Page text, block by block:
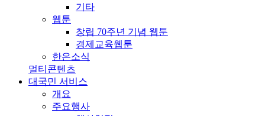
기타
웹툰
창립 70주년 기념 웹툰
경제교육웹툰
한은소식
멀티콘텐츠
대국민 서비스
개요
주요행사